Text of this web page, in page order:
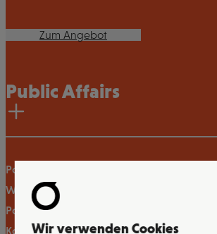
Zum Angebot
Public Affairs
Politische Strategieberatung
Wahl- und Abstimmungskampagnen
Polit- und Issue-Monitoring
Kommunikationskampagnen
Wir verwenden Cookies